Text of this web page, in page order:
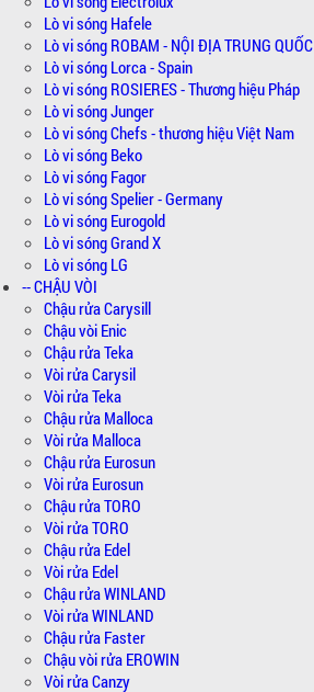
Lò vi sóng Hafele
Lò vi sóng ROBAM - NỘI ĐỊA TRUNG QUỐC
Lò vi sóng Lorca - Spain
Lò vi sóng ROSIERES - Thương hiệu Pháp
Lò vi sóng Junger
Lò vi sóng Chefs - thương hiệu Việt Nam
Lò vi sóng Beko
Lò vi sóng Fagor
Lò vi sóng Spelier - Germany
Lò vi sóng Eurogold
Lò vi sóng Grand X
Lò vi sóng LG
-- CHẬU VÒI
Chậu rửa Carysill
Chậu vòi Enic
Chậu rửa Teka
Vòi rửa Carysil
Vòi rửa Teka
Chậu rửa Malloca
Vòi rửa Malloca
Chậu rửa Eurosun
Vòi rửa Eurosun
Chậu rửa TORO
Vòi rửa TORO
Chậu rửa Edel
Vòi rửa Edel
Chậu rửa WINLAND
Vòi rửa WINLAND
Chậu rửa Faster
Chậu vòi rửa EROWIN
Vòi rửa Canzy